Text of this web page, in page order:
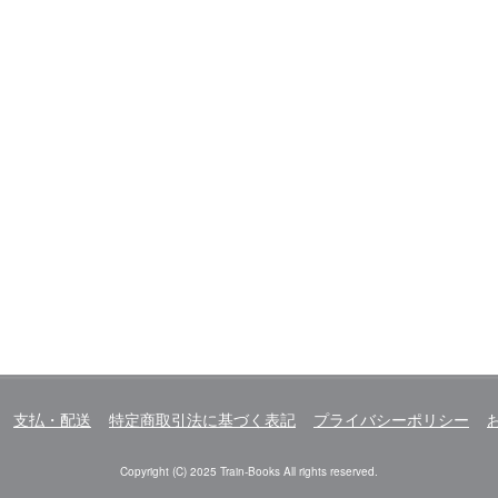
支払・配送 特定商取引法に基づく表記 プライバシーポリシー
Copyright (C) 2025 Train-Books All rights reserved.